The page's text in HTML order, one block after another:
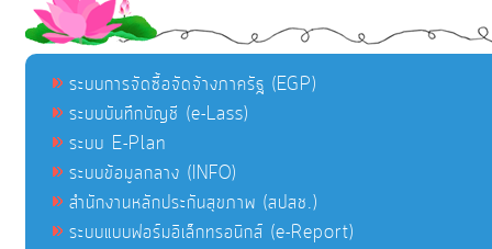
ระบบการจัดซื้อจัดจ้างภาครัฐ (EGP)
ระบบบันทึกบัญชี (e-Lass)
ระบบ E-Plan
ระบบข้อมูลกลาง (INFO)
สำนักงานหลักประกันสุขภาพ (สปสช.)
ระบบแบบฟอร์มอิเล็กทรอนิกส์ (e-Report)